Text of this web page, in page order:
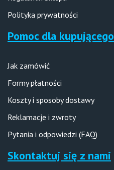
Polityka prywatności
Pomoc dla kupującego
Jak zamówić
Formy płatności
Koszty i sposoby dostawy
Reklamacje i zwroty
Pytania i odpowiedzi (FAQ)
Skontaktuj się z nami